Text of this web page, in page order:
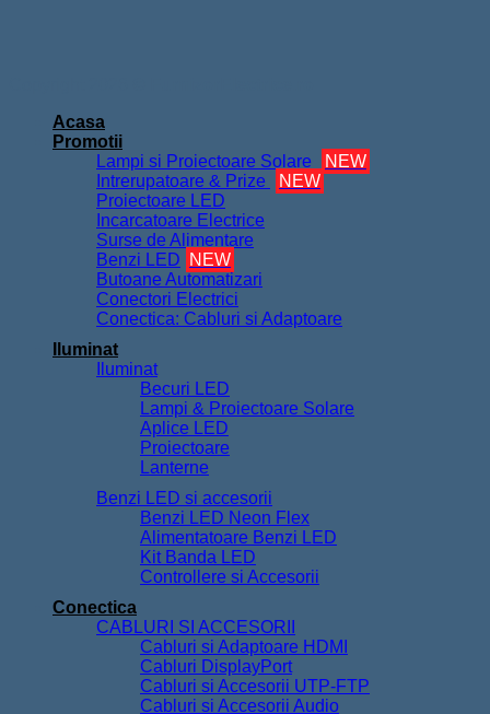
Surse de Alimentare
Benzi LED
Butoane Automatizari
Conectori Electrici
Conectica: Cabluri si Adaptoare
Iluminat
Iluminat
Becuri LED
Lampi & Proiectoare Solare
Aplice LED
Proiectoare
Benzi LED si accesorii
Benzi LED Neon Flex
Alimentatoare Benzi LED
Kit Banda LED
Controllere si Accesorii
Conectica
CABLURI SI ACCESORII
Cabluri si Adaptoare HDMI
Cabluri DisplayPort
Cabluri si Accesorii UTP-FTP
Cabluri si Accesorii Audio
Cabluri si Adaptoare XLR
Cabluri si Accesorii VGA
Cabluri si Accesorii AC-DC
Cabluri si Accesorii RCA